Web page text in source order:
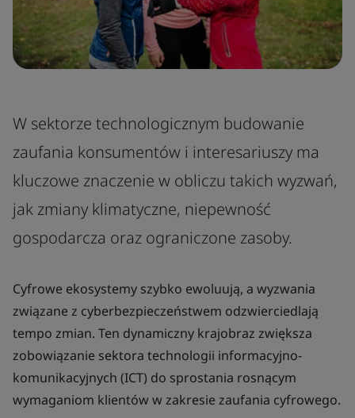
W sektorze technologicznym budowanie
zaufania konsumentów i interesariuszy ma
kluczowe znaczenie w obliczu takich wyzwań,
jak zmiany klimatyczne, niepewność
gospodarcza oraz ograniczone zasoby.
Cyfrowe ekosystemy szybko ewoluują, a wyzwania
związane z cyberbezpieczeństwem odzwierciedlają
tempo zmian. Ten dynamiczny krajobraz zwiększa
zobowiązanie sektora technologii informacyjno-
komunikacyjnych (ICT) do sprostania rosnącym
wymaganiom klientów w zakresie zaufania cyfrowego.